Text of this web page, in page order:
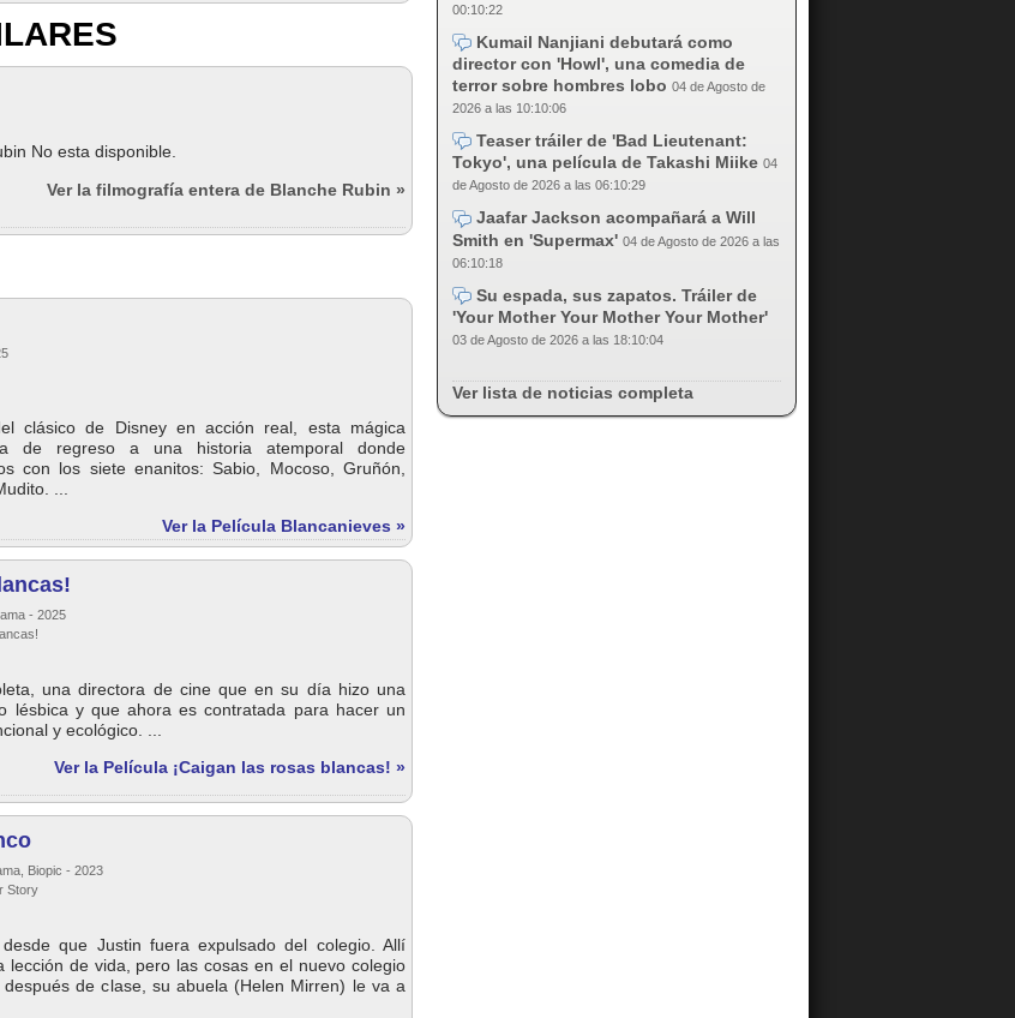
No esta disponible.
Ver la filmografía entera de Blanche Rubin »
clásico de Disney en acción real, esta mágica
de regreso a una historia atemporal donde
con los siete enanitos: Sabio, Mocoso, Gruñón,
...
Ver la Película Blancanieves »
- 2025
una directora de cine que en su día hizo una
lésbica y que ahora es contratada para hacer un
y ecológico. ...
Ver la Película ¡Caigan las rosas blancas! »
Biopic - 2023
Story
que Justin fuera expulsado del colegio. Allí
lección de vida, pero las cosas en el nuevo colegio
de clase, su abuela (Helen Mirren) le va a
00:10:22
Kumail Nanjiani debutará como
director con 'Howl', una comedia de
terror sobre hombres lobo 04 de Agosto de
2026 a las 10:10:06
Teaser tráiler de 'Bad Lieutenant:
Tokyo', una película de Takashi Miike 04
de Agosto de 2026 a las 06:10:29
Jaafar Jackson acompañará a Will
Smith en 'Supermax' 04 de Agosto de 2026 a las
06:10:18
Su espada, sus zapatos. Tráiler de
'Your Mother Your Mother Your Mother'
03 de Agosto de 2026 a las 18:10:04
Ver lista de noticias completa